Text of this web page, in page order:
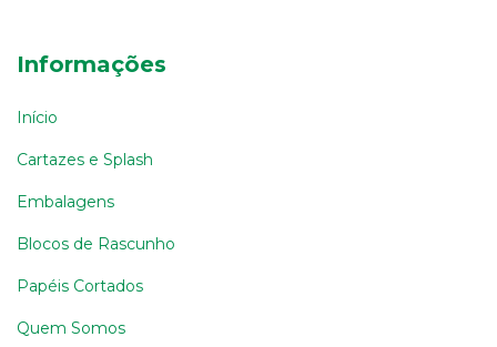
Informações
Início
Cartazes e Splash
Embalagens
Blocos de Rascunho
Papéis Cortados
Quem Somos